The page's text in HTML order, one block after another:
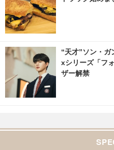
“天才”ソン・
xシリーズ「フ
ザー解禁